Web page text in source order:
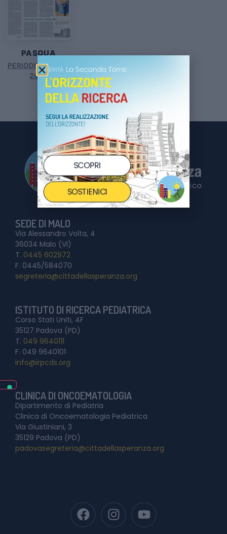
PASQUA
PERIODICO N.72 –
2026
SEDE DI MALO
Via Alessandro Volta, 4
36034 Malo (VI)
T. 0445 602972
F. 0445/584070
segreteria@cittadellasperanza.org
ISTITUTO DI RICERCA PEDIATRICA
Corso Stati Uniti, 4F
35127 Padova (PD)
T. 049 9640111
F. 049 9640101
info@irpcds.org
CLINICA DI ONCOEMATOLOGIA
Dipartimento di Pediatria
Clinica di Oncoematologia Pediatrica
Via Giustiniani, 3
35129 Padova (PD)
padovasegreteria@cittadellasperanza.org
SCOPRI
SOSTIENICI